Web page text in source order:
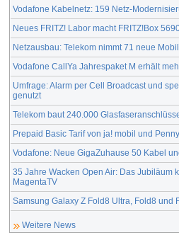
Vodafone Kabelnetz: 159 Netz-
Neues FRITZ! Labor macht FRITZ!Box
Netzausbau: Telekom nimmt 71 neue
Vodafone CallYa Jahrespaket M erhält
Umfrage: Alarm per Cell Broadcast und
genutzt
Telekom baut 240.000
Prepaid Basic Tarif von ja! mobil und
Vodafone: Neue GigaZuhause 50 Kabel
35 Jahre Wacken Open Air: Das Jubiläum
MagentaTV
Samsung Galaxy Z Fold8 Ultra, Fold8 und
Weitere News